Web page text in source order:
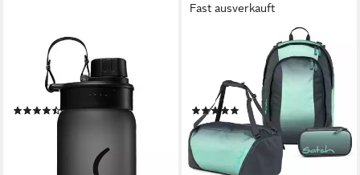
Trinkflasche Sport
Trinkflasche, auslaufsicher
und kohlensäuregeeignet
(16)
ab 17,99 €
Fast ausverkauft
Schulrucksack Air (3tlg., inkl.
Schlamperbox und
Sporttasche)
(8)
154,99 € UVP 169,97 €
-9%
lieferbar - in 2-3 Werktagen bei dir